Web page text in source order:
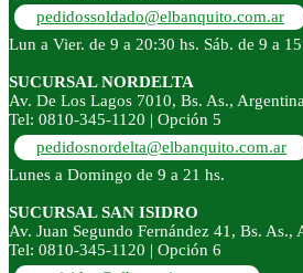
pedidossoldado@elbanquito.com.ar
Lun a Vier. de 9 a 20:30 hs. Sáb. de 9 a
SUCURSAL NORDELTA
Av. De Los Lagos 7010, Bs. As.,
Tel: 0810-345-1120 | Opción 5
pedidosnordelta@elbanquito.com.ar
Lunes a Domingo de 9 a 21 hs.
SUCURSAL SAN ISIDRO
Av. Juan Segundo Fernández 41, Bs. As.,
Tel: 0810-345-1120 | Opción 6